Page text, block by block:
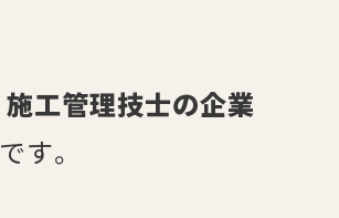
施工管理技士の企業
です。